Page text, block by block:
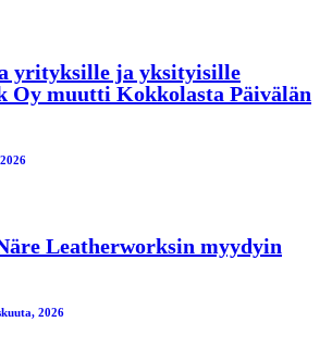
yrityksille ja yksityisille
Oy muutti Kokkolasta Päivälän
Leatherworksin myydyin
2026